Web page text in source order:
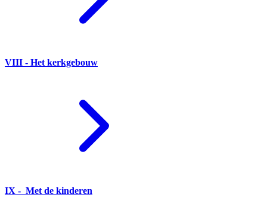
VIII - Het kerkgebouw
IX - Met de kinderen